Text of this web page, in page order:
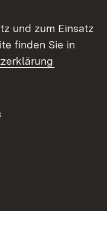
und zum Einsatz
finden Sie in